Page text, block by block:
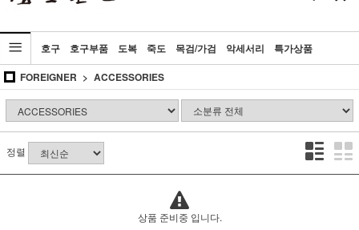
호구 호구부품 도복 죽도 목검/가검 악세서리
특가상품
FOREIGNER
ACCESSORIES
정렬
상품 준비중 입니다.